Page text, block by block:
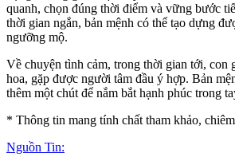
quanh, chọn đúng thời điểm và vững bước
thời gian ngắn, bản mệnh có thể tạo dựng
ngưỡng mộ.
Về chu‌yện tìn‌h cảm, trong thời gian tới, con
hoa, gặp được người tâm đầu ý hợp. Bản
thêm một chút để nắm bắt hạnh phúc trong
* Thông tin mang tính chất tham khảo,
Nguồn Tin: